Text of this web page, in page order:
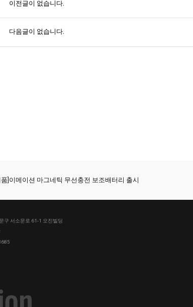
이전글이 없습니다.
다음글이 없습니다.
품]이메이션 마그네틱 무선충전 보조배터리 출시
]이메이션 마그네틱 2in1 무선충전 거치대 출시
구 서소문로 61-1 오진빌딩